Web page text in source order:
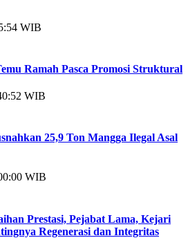
WIB
Ramah Pasca Promosi Struktural
WIB
25,9 Ton Mangga Ilegal Asal
WIB
Prestasi, Pejabat Lama, Kejari
Regenerasi dan Integritas